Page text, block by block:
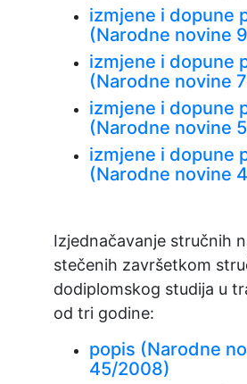
izmjene i dopune
(Narodne novine
izmjene i dopune
(Narodne novine
izmjene i dopune
(Narodne novine
izmjene i dopune
(Narodne novine
Izjednačavanje stručnih
stečenih završetkom
dodiplomskog studija u
od tri godine:
popis (Narodne
45/2008)